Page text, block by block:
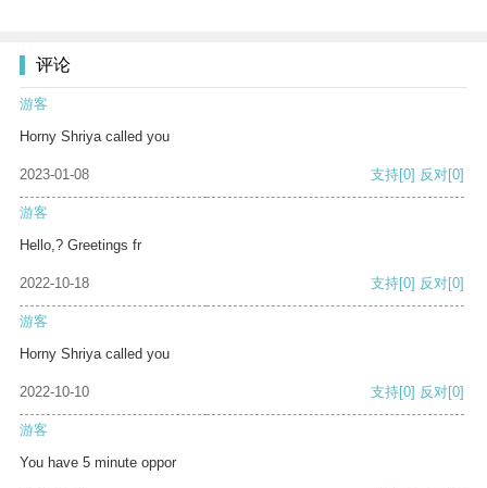
评论
游客
Horny Shriya called you
2023-01-08 支持[0] 反对[0]
游客
Hello,? Greetings fr
2022-10-18 支持[0] 反对[0]
游客
Horny Shriya called you
2022-10-10 支持[0] 反对[0]
游客
You have 5 minute oppor